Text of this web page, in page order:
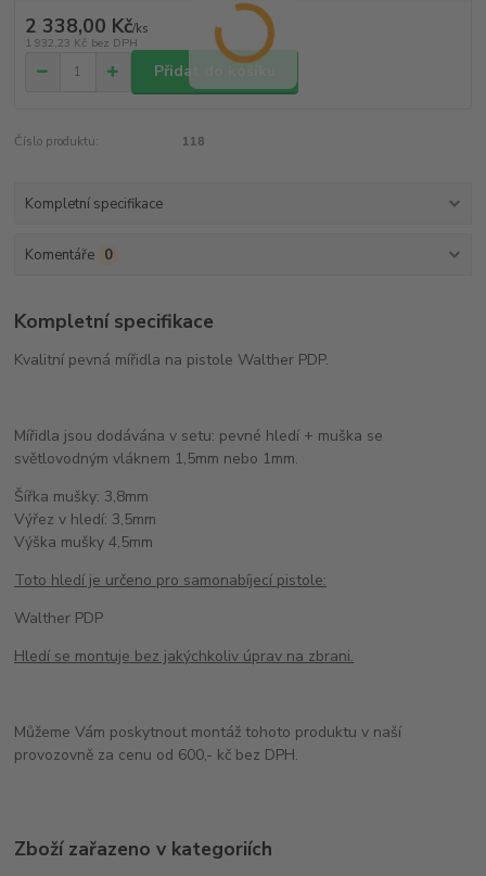
2 338,00 Kč/ks
1 932,23 Kč bez DPH
Přidat do košíku
Číslo produktu: 118
Kompletní specifikace
Komentáře 0
Kompletní specifikace
Kvalitní pevná mířidla na pistole Walther PDP.
Mířidla jsou dodávána v setu: pevné hledí + muška se
světlovodným vláknem 1,5mm nebo 1mm.
Šířka mušky: 3,8mm
Výřez v hledí: 3,5mm
Výška mušky 4,5mm
Toto hledí je určeno pro samonabíjecí pistole:
Walther PDP
Hledí se montuje bez jakýchkoliv úprav na zbrani.
Můžeme Vám poskytnout montáž tohoto produktu v naší
provozovně za cenu od 600,- kč bez DPH.
Zboží zařazeno v kategoriích